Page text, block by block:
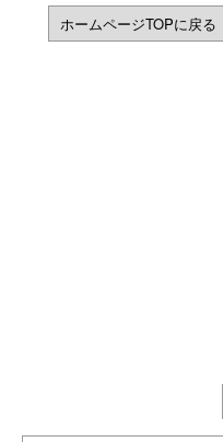
ホームページTOPに戻る